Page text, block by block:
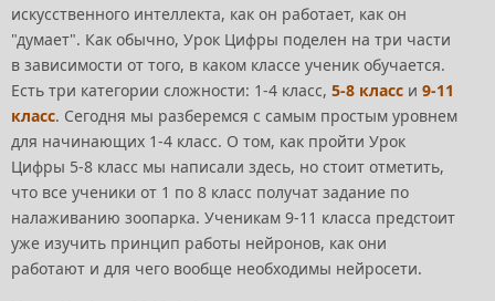
искусственного интеллекта, как он работает, как он
"думает". Как обычно, Урок Цифры поделен на три части
в зависимости от того, в каком классе ученик обучается.
Есть три категории сложности: 1-4 класс, 5-8 класс и 9-11
класс. Сегодня мы разберемся с самым простым уровнем
для начинающих 1-4 класс. О том, как пройти Урок
Цифры 5-8 класс мы написали здесь, но стоит отметить,
что все ученики от 1 по 8 класс получат задание по
налаживанию зоопарка. Ученикам 9-11 класса предстоит
уже изучить принцип работы нейронов, как они
работают и для чего вообще необходимы нейросети.